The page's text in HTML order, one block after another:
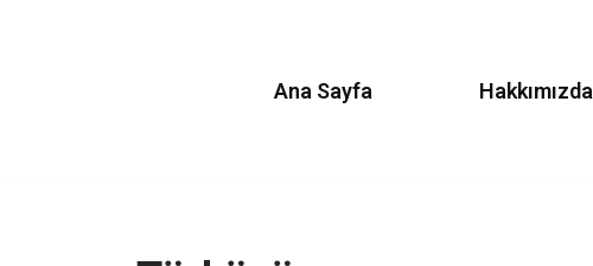
Ana Sayfa Hakkımızda